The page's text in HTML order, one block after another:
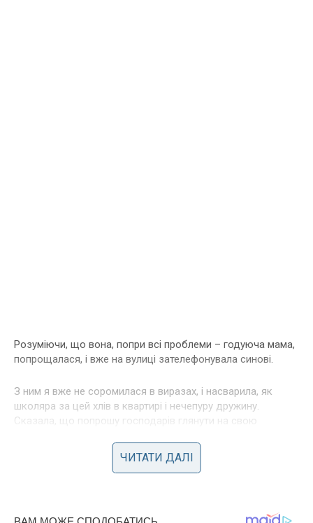
Розуміючи, що вона, попри всі проблеми – годуюча мама,
попрощалася, і вже на вулиці зателефонувала синові.
З ним я вже не соромилася в виразах, і насварила, як
школяра за цей хлів в квартирі і нечепуру дружину.
Сказала, що попрошу господарів глянути на свою
ЧИТАТИ ДАЛІ